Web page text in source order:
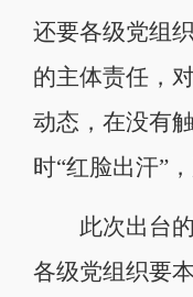
还要各级党组
的主体责任，
动态，在没有
时“红脸出汗”
此次出台的
各级党组织要